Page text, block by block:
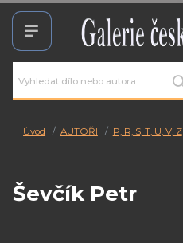
Úvod AUTOŘI P, R, S, T, U, V, Z
Ševčík Petr